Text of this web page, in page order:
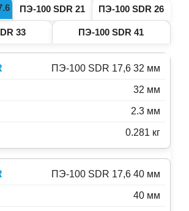
ПЭ-100 SDR 21 ПЭ-100 SDR 26
33 ПЭ-100 SDR 41
ПЭ-100 SDR 17,6 32 мм
32 мм
2.3 мм
0.281 кг
ПЭ-100 SDR 17,6 40 мм
40 мм